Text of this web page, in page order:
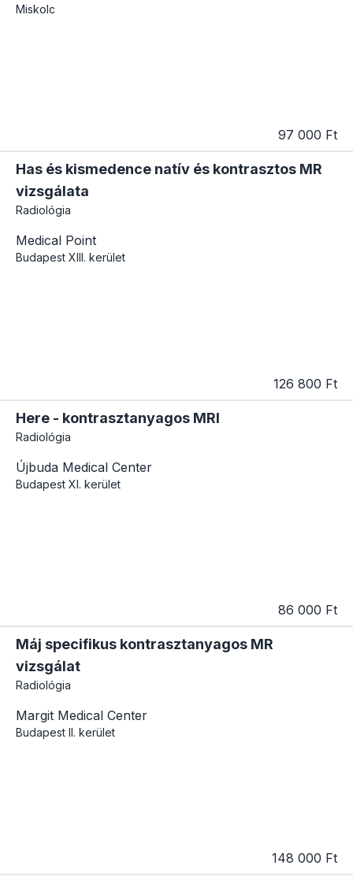
Miskolc
97 000 Ft
Has és kismedence natív és kontrasztos MR
vizsgálata
Radiológia
Medical Point
Budapest XIII. kerület
126 800 Ft
Here - kontrasztanyagos MRI
Radiológia
Újbuda Medical Center
Budapest XI. kerület
86 000 Ft
Máj specifikus kontrasztanyagos MR
vizsgálat
Radiológia
Margit Medical Center
Budapest II. kerület
148 000 Ft